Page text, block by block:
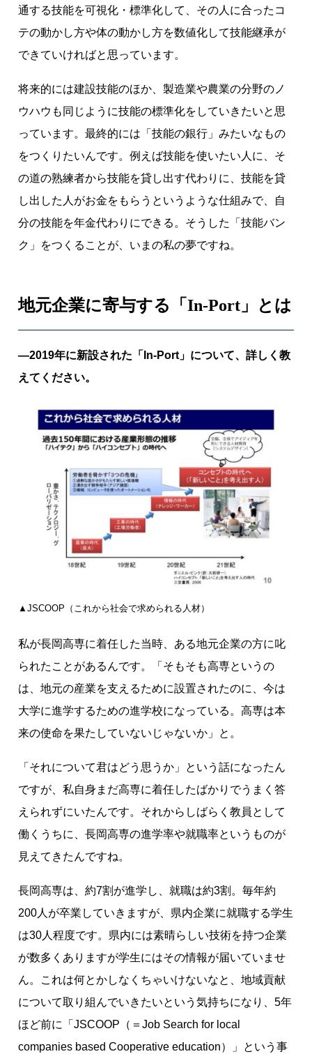
通する技能を可視化・標準化して、その人に合ったコ
テの動かし方や体の動かし方を数値化して技能継承が
できていければと思っています。
将来的には建設技能のほか、製造業や農業の分野のノ
ウハウも同じように技能の標準化をしていきたいと思
っています。最終的には「技能の銀行」みたいなもの
をつくりたいんです。例えば技能を使いたい人に、そ
の道の熟練者から技能を貸し出す代わりに、技能を貸
し出した人がお金をもらうというような仕組みで、自
分の技能を年金代わりにできる。そうした「技能バン
ク」をつくることが、いまの私の夢ですね。
地元企業に寄与する「In-Port」とは
―2019年に新設された「In-Port」について、詳しく教
えてください。
▲JSCOOP（これから社会で求められる人材）
私が長岡高専に着任した当時、ある地元企業の方に叱
られたことがあるんです。「そもそも高専というの
は、地元の産業を支えるために設置されたのに、今は
大学に進学するための進学校になっている。高専は本
来の使命を果たしていないじゃないか」と。
「それについて君はどう思うか」という話になったん
ですが、私自身まだ高専に着任したばかりでうまく答
えられずにいたんです。それからしばらく教員として
働くうちに、長岡高専の進学率や就職率というものが
見えてきたんですね。
長岡高専は、約7割が進学し、就職は約3割。毎年約
200人が卒業していきますが、県内企業に就職する学生
は30人程度です。県内には素晴らしい技術を持つ企業
が数多くありますが学生にはその情報が届いていませ
ん。これは何とかしなくちゃいけないなと、地域貢献
について取り組んでいきたいという気持ちになり、5年
ほど前に「JSCOOP（＝Job Search for local
companies based Cooperative education）」という事